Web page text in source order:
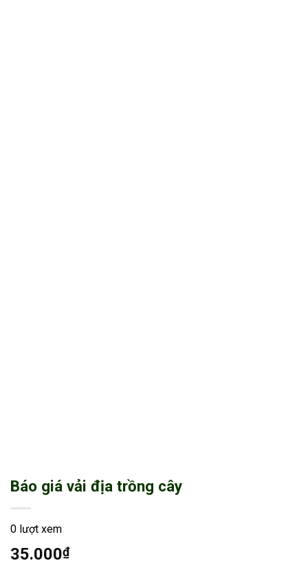
Báo giá vải địa trồng cây
0 lượt xem
35.000₫